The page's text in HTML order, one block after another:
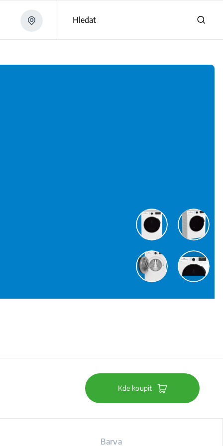
Hledat
Kde koupit
Barva